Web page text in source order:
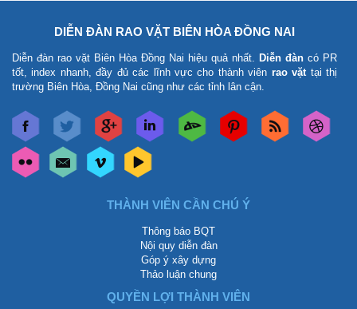
DIỄN ĐÀN RAO VẶT BIÊN HÒA ĐỒNG NAI
Diễn đàn rao vặt Biên Hòa Đồng Nai hiệu quả nhất. Diễn đàn có PR
tốt, index nhanh, đầy đủ các lĩnh vực cho thành viên rao vặt tại thị
trường Biên Hòa, Đồng Nai cũng như các tỉnh lân cận.
THÀNH VIÊN CẦN CHÚ Ý
Thông báo BQT
Nội quy diễn đàn
Góp ý xây dựng
Thảo luận chung
QUYỀN LỢI THÀNH VIÊN